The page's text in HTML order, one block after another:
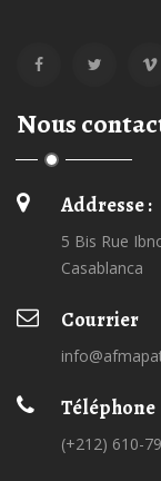
Nous
Addresse :
5 Bis Rue
Casablanca
Courrier
Téléphone
(+212) 610-